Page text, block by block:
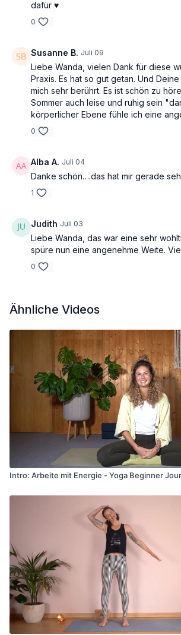
dafür ♥️
0
Susanne B. Juli 09
Liebe Wanda, vielen Dank für diese
Praxis. Es hat so gut getan. Und
mich sehr berührt. Es ist schön zu
Sommer auch leise und ruhig sein
körperlicher Ebene fühle ich eine
0
Alba A. Juli 04
Danke schön….das hat mir gerade
1
Judith Juli 03
Liebe Wanda, das war eine sehr
spüre nun eine angenehme Weite.
0
Ähnliche Videos
Intro: Arbeite mit Energie - Yoga Beginner